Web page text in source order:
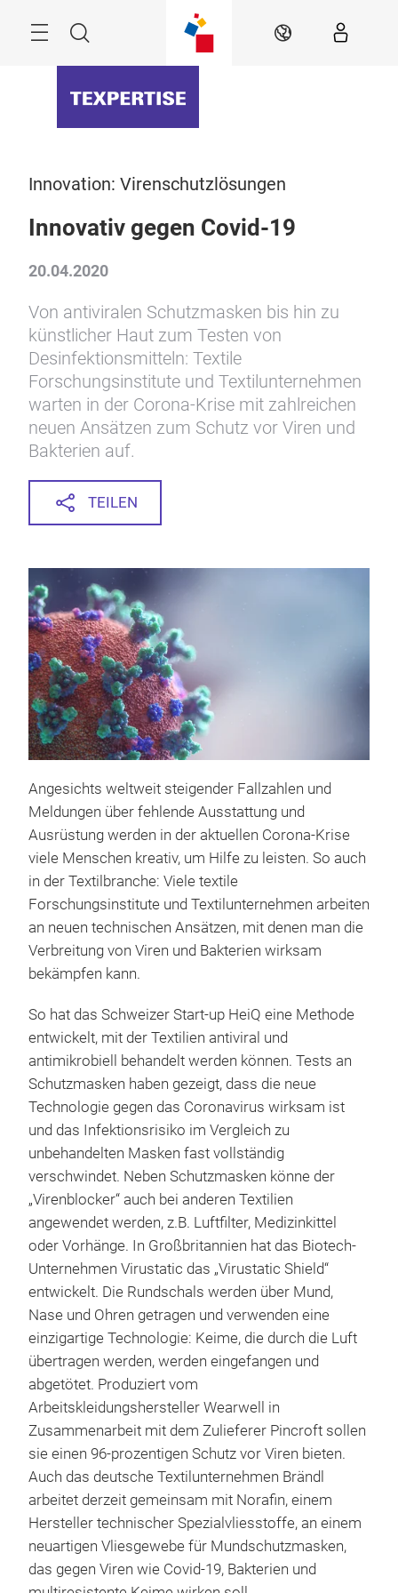
Suche DE
Innovation: Virenschutzlösungen
Innovativ gegen Covid-19
20.04.2020
Von antiviralen Schutzmasken bis hin zu
künstlicher Haut zum Testen von
Desinfektionsmitteln: Textile
Forschungsinstitute und Textilunternehmen
warten in der Corona-Krise mit zahlreichen
neuen Ansätzen zum Schutz vor Viren und
Bakterien auf.
TEILEN
Angesichts weltweit steigender Fallzahlen und
Meldungen über fehlende Ausstattung und
Ausrüstung werden in der aktuellen Corona-Krise
viele Menschen kreativ, um Hilfe zu leisten. So auch
in der Textilbranche: Viele textile
Forschungsinstitute und Textilunternehmen arbeiten
an neuen technischen Ansätzen, mit denen man die
Verbreitung von Viren und Bakterien wirksam
bekämpfen kann.
So hat das Schweizer Start-up HeiQ eine Methode
entwickelt, mit der Textilien antiviral und
antimikrobiell behandelt werden können. Tests an
Schutzmasken haben gezeigt, dass die neue
Technologie gegen das Coronavirus wirksam ist
und das Infektionsrisiko im Vergleich zu
unbehandelten Masken fast vollständig
verschwindet. Neben Schutzmasken könne der
„Virenblocker“ auch bei anderen Textilien
angewendet werden, z.B. Luftfilter, Medizinkittel
oder Vorhänge. In Großbritannien hat das Biotech-
Unternehmen Virustatic das „Virustatic Shield“
entwickelt. Die Rundschals werden über Mund,
Nase und Ohren getragen und verwenden eine
einzigartige Technologie: Keime, die durch die Luft
übertragen werden, werden eingefangen und
abgetötet. Produziert vom
Arbeitskleidungshersteller Wearwell in
Zusammenarbeit mit dem Zulieferer Pincroft sollen
sie einen 96-prozentigen Schutz vor Viren bieten.
Auch das deutsche Textilunternehmen Brändl
arbeitet derzeit gemeinsam mit Norafin, einem
Hersteller technischer Spezialvliesstoffe, an einem
neuartigen Vliesgewebe für Mundschutzmasken,
das gegen Viren wie Covid-19, Bakterien und